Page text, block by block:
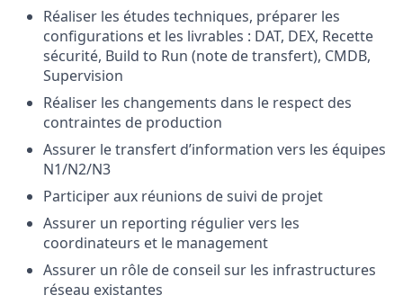
Réaliser les études techniques, préparer les
configurations et les livrables : DAT, DEX, Recette
sécurité, Build to Run (note de transfert), CMDB,
Supervision
Réaliser les changements dans le respect des
contraintes de production
Assurer le transfert d’information vers les équipes
N1/N2/N3
Participer aux réunions de suivi de projet
Assurer un reporting régulier vers les
coordinateurs et le management
Assurer un rôle de conseil sur les infrastructures
réseau existantes